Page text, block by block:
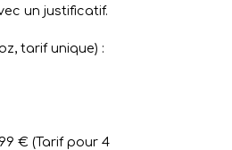
un justificatif.
tarif unique) :
€ (Tarif pour 4